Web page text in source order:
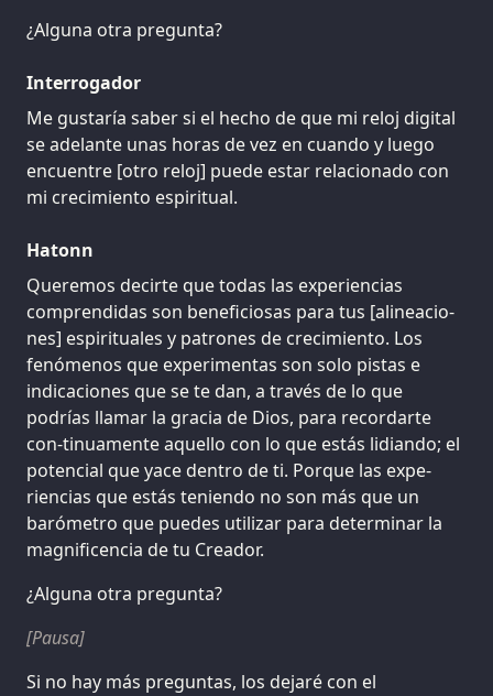
¿Alguna otra pregunta?
Interrogador
Me gustaría saber si el hecho de que mi reloj digital
se adelante unas horas de vez en cuando y luego
encuentre [otro reloj] puede estar relacionado con
mi crecimiento espiritual.
Hatonn
Queremos decirte que todas las experiencias
comprendidas son beneficiosas para tus [alineacio-
nes] espirituales y patrones de crecimiento. Los
fenómenos que experimentas son solo pistas e
indicaciones que se te dan, a través de lo que
podrías llamar la gracia de Dios, para recordarte
con-tinuamente aquello con lo que estás lidiando; el
potencial que yace dentro de ti. Porque las expe-
riencias que estás teniendo no son más que un
barómetro que puedes utilizar para determinar la
magnificencia de tu Creador.
¿Alguna otra pregunta?
[Pausa]
Si no hay más preguntas, los dejaré con el